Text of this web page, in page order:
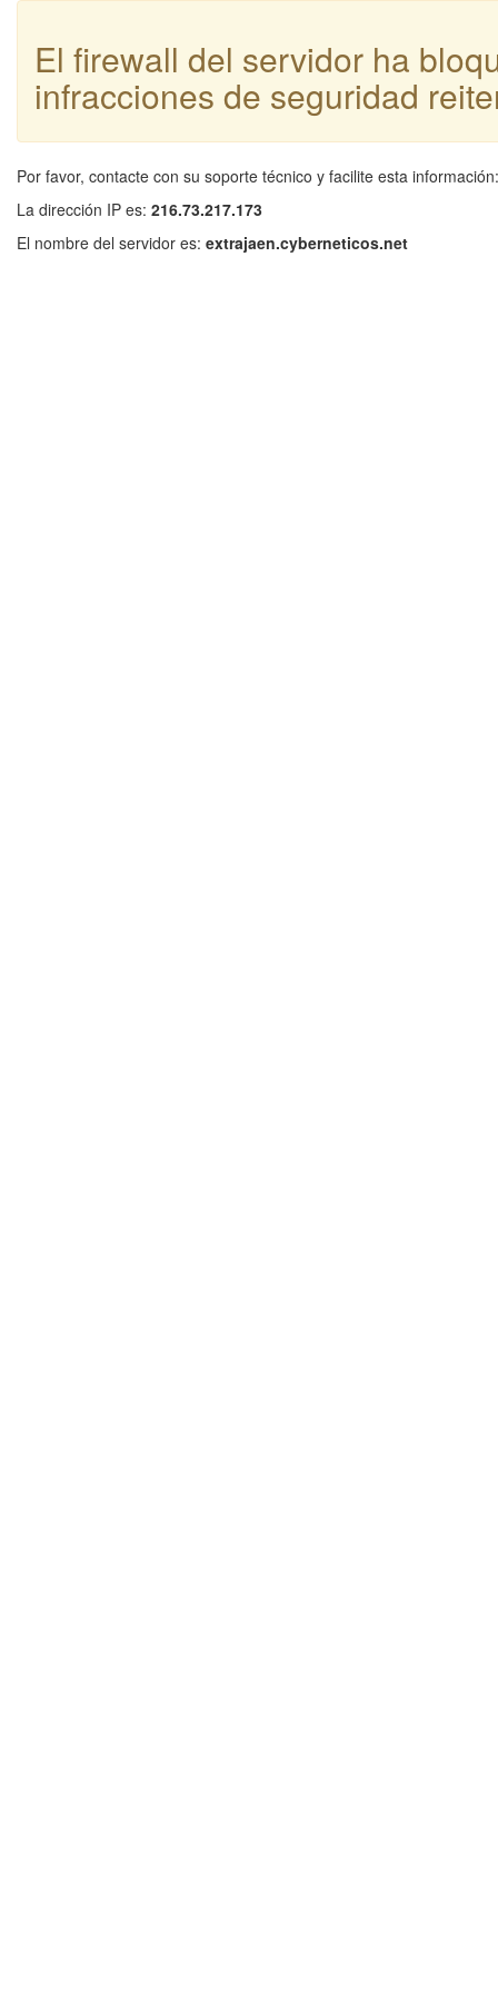
El firewall del servidor ha
infracciones de seguridad
Por favor, contacte con su soporte técnico y facilite esta información:
La dirección IP es: 216.73.217.173
El nombre del servidor es: extrajaen.cyberneticos.net